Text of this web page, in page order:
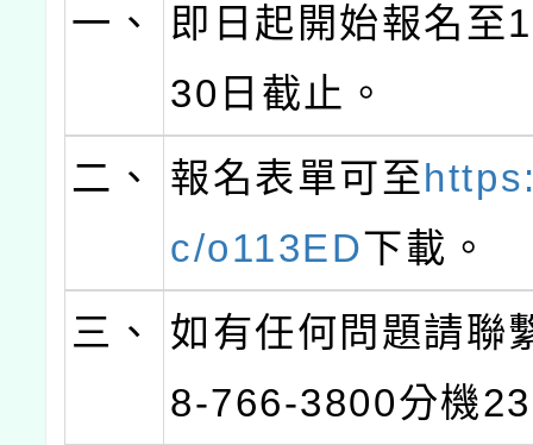
一、
即日起開始報名至
30日截止。
二、
報名表單可至
c/o113ED下載。
三、
如有任何問題請聯
8-766-3800分機